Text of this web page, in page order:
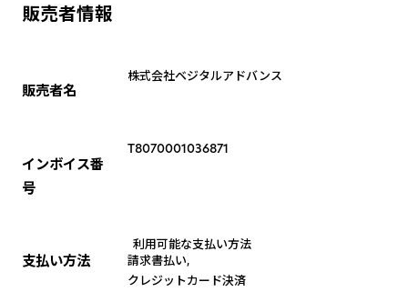
販売者情報
販売者名
株式会社ベジタルアドバンス
インボイス番
号
T8070001036871
支払い方法
利用可能な支払い方法
請求書払い,
クレジットカード決済